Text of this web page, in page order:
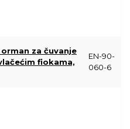
za čuvanje
fiokama,
EN-90-
060-6